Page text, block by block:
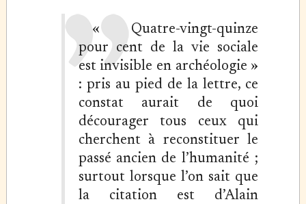
« Quatre-vingt-quinze
pour cent de la vie sociale
est invisible en archéologie »
: pris au pied de la lettre, ce
constat aurait de quoi
décourager tous ceux qui
cherchent à reconstituer le
passé ancien de l’humanité ;
surtout lorsque l’on sait que
la citation est d’Alain